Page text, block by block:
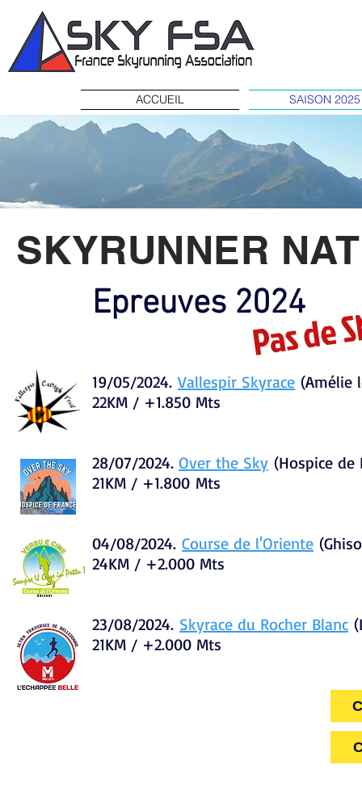
ACCUEIL SAISON 2025
SKYRUNNER
Epreuves 2024
19/05/2024. Vallespir Skyrace (Amélie
22KM / +1.850 Mts
28/07/2024. Over the Sky (Hospice de
21KM / +1.800 Mts
04/08/2024. Course de l'Oriente
24KM / +2.000 Mts
23/08/2024. Skyrace du Rocher Blanc
21KM / +2.000 Mts
Pas de